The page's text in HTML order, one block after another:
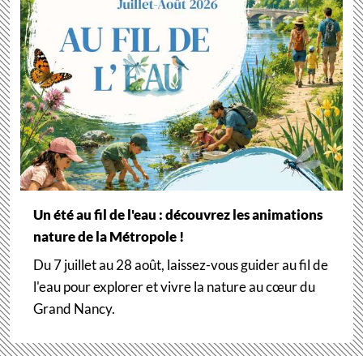
Un été au fil de l'eau : découvrez les animations
nature de la Métropole !
Du 7 juillet au 28 août, laissez-vous guider au fil de
l'eau pour explorer et vivre la nature au cœur du
Grand Nancy.